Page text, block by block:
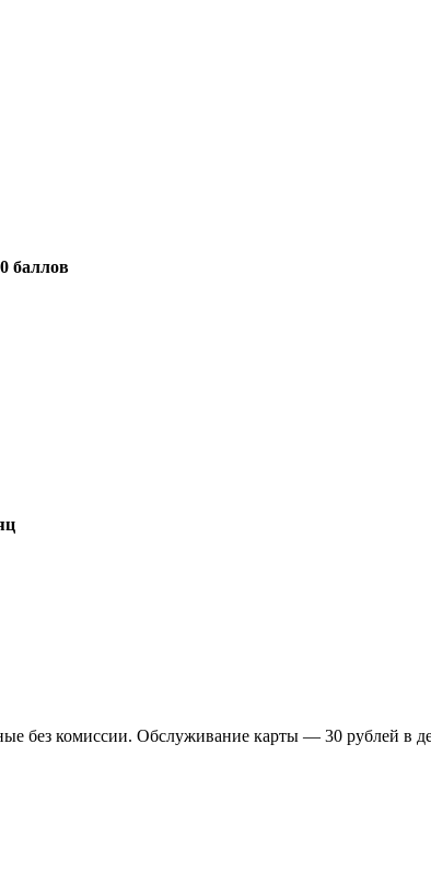
баллов
без комиссии. Обслуживание карты — 30 рублей в